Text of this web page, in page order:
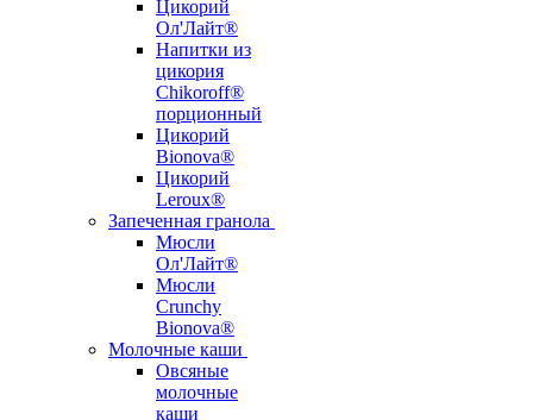
Цикорий
Ол'Лайт®
Напитки из
цикория
Chikoroff®
порционный
Цикорий
Bionova®
Цикорий
Leroux®
Запеченная гранола
Мюсли
Ол'Лайт®
Мюсли
Crunchy
Bionova®
Молочные каши
Овсяные
молочные
каши